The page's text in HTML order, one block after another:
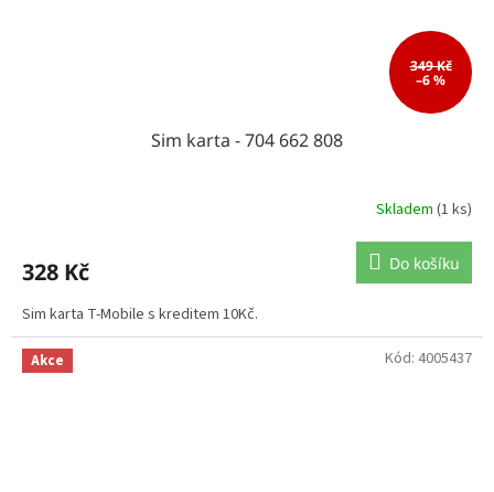
349 Kč
–6 %
Sim karta - 704 662 808
Skladem (1 ks)
328 Kč Do košíku
Sim karta T-Mobile s kreditem 10Kč.
Akce Kód: 4005437